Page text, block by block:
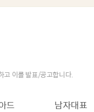
고 이를 발표/공고합니다.
드 남자대표